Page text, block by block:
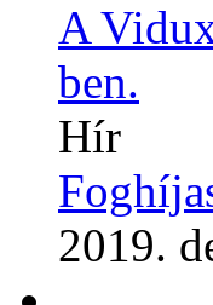
A
ben.
Hír
2019.